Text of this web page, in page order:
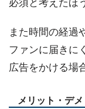
必須と考えたほ
また時間の経過
ファンに届きに
広告をかける場
メリット・デ